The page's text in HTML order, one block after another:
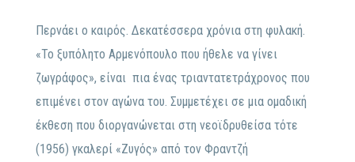
Περνάει ο καιρός. Δεκατέσσερα χρόνια στη φυλακή.
«Το ξυπόλητο Αρμενόπουλο που ήθελε να γίνει
ζωγράφος», είναι πια ένας τριαντατετράχρονος που
επιμένει στον αγώνα του. Συμμετέχει σε μια ομαδική
έκθεση που διοργανώνεται στη νεοϊδρυθείσα τότε
(1956) γκαλερί «Ζυγός» από τον Φραντζή